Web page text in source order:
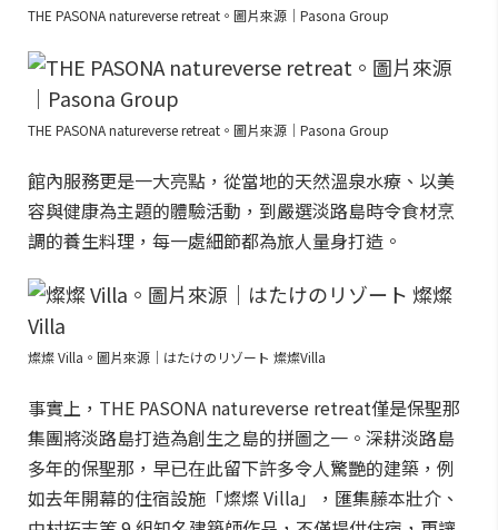
THE PASONA natureverse retreat。圖片來源｜Pasona Group
THE PASONA natureverse retreat。圖片來源｜Pasona Group
館內服務更是一大亮點，從當地的天然溫泉水療、以美
容與健康為主題的體驗活動，到嚴選淡路島時令食材烹
調的養生料理，每一處細節都為旅人量身打造。
燦燦 Villa。圖片來源｜はたけのリゾート 燦燦Villa
事實上，THE PASONA natureverse retreat僅是保聖那
集團將淡路島打造為創生之島的拼圖之一。深耕淡路島
多年的保聖那，早已在此留下許多令人驚艷的建築，例
如去年開幕的住宿設施「燦燦 Villa」，匯集藤本壯介、